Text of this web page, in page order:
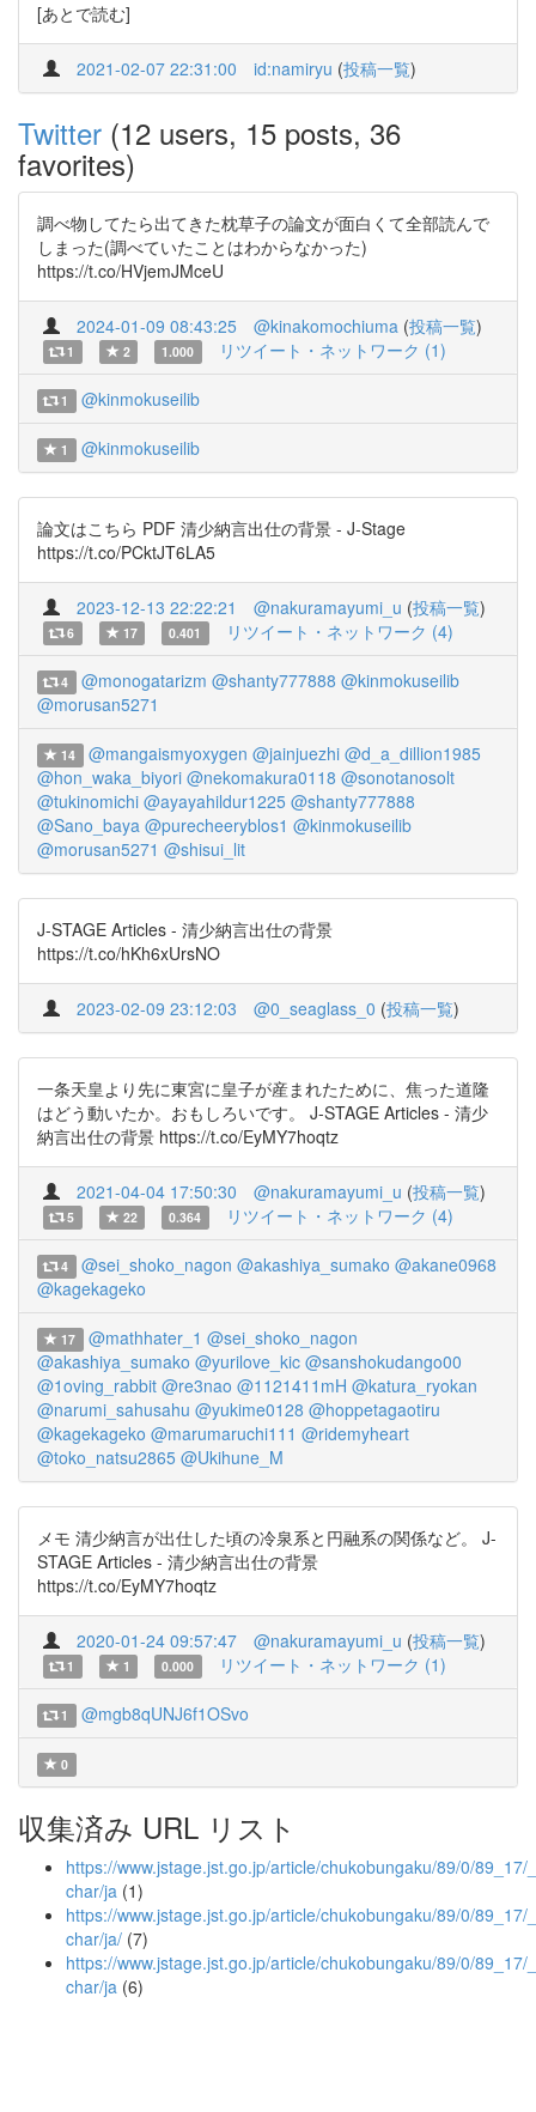
[あとで読む]
2021-02-07 22:31:00 id:namiryu (投稿一覧)
Twitter (12 users, 15 posts, 36
favorites)
調べ物してたら出てきた枕草子の論文が面白くて全部読んで
しまった(調べていたことはわからなかった)
https://t.co/HVjemJMceU
2024-01-09 08:43:25 @kinakomochiuma (投稿一覧)
1 2 1.000 リツイート・ネットワーク (1)
1 @kinmokuseilib
1 @kinmokuseilib
論文はこちら PDF 清少納言出仕の背景 - J-Stage
https://t.co/PCktJT6LA5
2023-12-13 22:22:21 @nakuramayumi_u (投稿一覧)
6 17 0.401 リツイート・ネットワーク (4)
4 @monogatarizm @shanty777888 @kinmokuseilib
@morusan5271
14 @mangaismyoxygen @jainjuezhi @d_a_dillion1985
@hon_waka_biyori @nekomakura0118 @sonotanosolt
@tukinomichi @ayayahildur1225 @shanty777888
@Sano_baya @purecheeryblos1 @kinmokuseilib
@morusan5271 @shisui_lit
J-STAGE Articles - 清少納言出仕の背景
https://t.co/hKh6xUrsNO
2023-02-09 23:12:03 @0_seaglass_0 (投稿一覧)
一条天皇より先に東宮に皇子が産まれたために、焦った道隆
はどう動いたか。おもしろいです。 J-STAGE Articles - 清少
納言出仕の背景 https://t.co/EyMY7hoqtz
2021-04-04 17:50:30 @nakuramayumi_u (投稿一覧)
5 22 0.364 リツイート・ネットワーク (4)
4 @sei_shoko_nagon @akashiya_sumako @akane0968
@kagekageko
17 @mathhater_1 @sei_shoko_nagon
@akashiya_sumako @yurilove_kic @sanshokudango00
@1oving_rabbit @re3nao @1121411mH @katura_ryokan
@narumi_sahusahu @yukime0128 @hoppetagaotiru
@kagekageko @marumaruchi111 @ridemyheart
@toko_natsu2865 @Ukihune_M
メモ 清少納言が出仕した頃の冷泉系と円融系の関係など。 J-
STAGE Articles - 清少納言出仕の背景
https://t.co/EyMY7hoqtz
2020-01-24 09:57:47 @nakuramayumi_u (投稿一覧)
1 1 0.000 リツイート・ネットワーク (1)
1 @mgb8qUNJ6f1OSvo
0
収集済み URL リスト
https://www.jstage.jst.go.jp/article/chukobungaku/89/0/89_17/
char/ja (1)
https://www.jstage.jst.go.jp/article/chukobungaku/89/0/89_17/
char/ja/ (7)
https://www.jstage.jst.go.jp/article/chukobungaku/89/0/89_17/
char/ja (6)